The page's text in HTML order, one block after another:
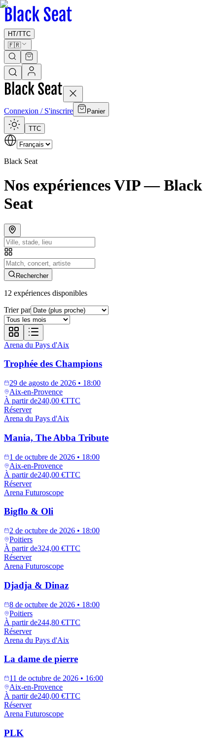
HT/TTC
🇫🇷
Connexion / S'inscrire Panier
TTC
Black Seat
Nos expériences VIP — Black
Seat
Rechercher
12 expériences disponibles
Trier par
Arena du Pays d'Aix
Trophée des Champions
29 de agosto de 2026 • 18:00
Aix-en-Provence
À partir de240,00 €TTC
Réserver
Arena du Pays d'Aix
Mania, The Abba Tribute
1 de octubre de 2026 • 18:00
Aix-en-Provence
À partir de240,00 €TTC
Réserver
Arena Futuroscope
Bigflo & Oli
2 de octubre de 2026 • 18:00
Poitiers
À partir de324,00 €TTC
Réserver
Arena Futuroscope
Djadja & Dinaz
8 de octubre de 2026 • 18:00
Poitiers
À partir de244,80 €TTC
Réserver
Arena du Pays d'Aix
La dame de pierre
11 de octubre de 2026 • 16:00
Aix-en-Provence
À partir de240,00 €TTC
Réserver
Arena Futuroscope
PLK